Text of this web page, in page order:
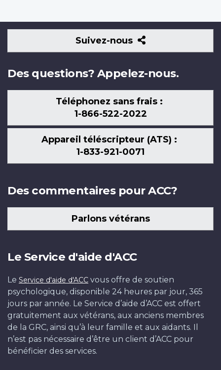
Suivez-nous
Suivez-
nous
Des questions? Appelez-nous.
Téléphonez sans frais :
1-866-522-2022
Appareil téléscripteur (ATS) :
1-833-921-0071
Des commentaires pour ACC?
Parlons vétérans
Le Service d'aide d'ACC
Le Service d'aide d'ACC vous offre de soutien
psychologique, disponible 24 heures par jour, 365
jours par année. Le Service d’aide d’ACC est offert
gratuitement aux vétérans, aux anciens membres
de la GRC, ainsi qu’à leur famille et aux aidants. Il
n’est pas nécessaire d’être un client d’ACC pour
bénéficier des services.